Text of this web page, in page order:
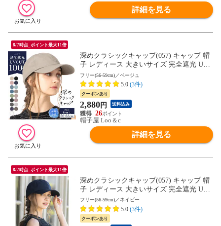
詳細を見る
8/7時点_ポイント最大11倍
深めクラシックキャップ(057) キャップ 帽
子 レディース 大きいサイズ 完全遮光 UV
カット つば広 自転車 日よけ かぶーる日傘
母の日
フリー(56-59cm)／ベージュ
5.0 (3件)
クーポンあり
2,880円 送料込み
26
帽子屋 Loo＆c
詳細を見る
8/7時点_ポイント最大11倍
深めクラシックキャップ(057) キャップ 帽
子 レディース 大きいサイズ 完全遮光 UV
カット つば広 自転車 日よけ かぶーる日傘
母の日
フリー(56-59cm)／ネイビー
5.0 (3件)
クーポンあり